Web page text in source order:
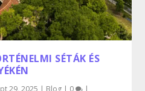
SÉTÁK ÉS
29, 2025 | Blog | 0 |